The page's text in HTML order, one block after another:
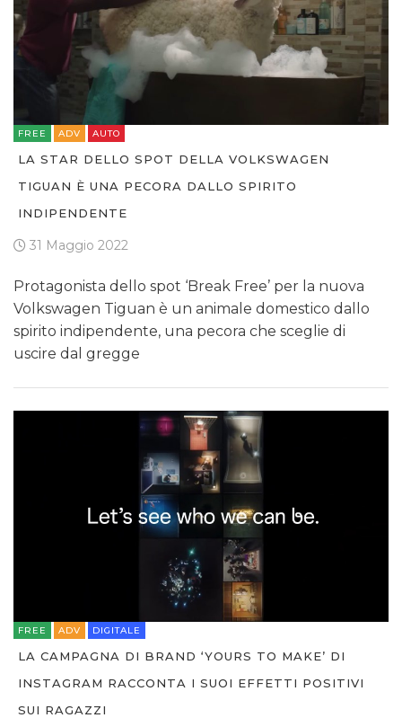
FREE ADV AUTO
LA STAR DELLO SPOT DELLA VOLKSWAGEN
TIGUAN È UNA PECORA DALLO SPIRITO
INDIPENDENTE
31 Maggio 2022
Protagonista dello spot ‘Break Free’ per la nuova
Volkswagen Tiguan è un animale domestico dallo
spirito indipendente, una pecora che sceglie di
uscire dal gregge
FREE ADV DIGITALE
LA CAMPAGNA DI BRAND ‘YOURS TO MAKE’ DI
INSTAGRAM RACCONTA I SUOI EFFETTI POSITIVI
SUI RAGAZZI